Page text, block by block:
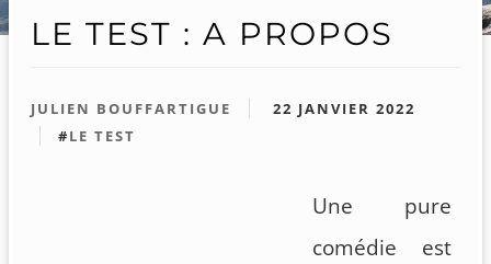
LE TEST : A PROPOS
JULIEN BOUFFARTIGUE
22 JANVIER 2022
#LE TEST
Une pure
comédie est